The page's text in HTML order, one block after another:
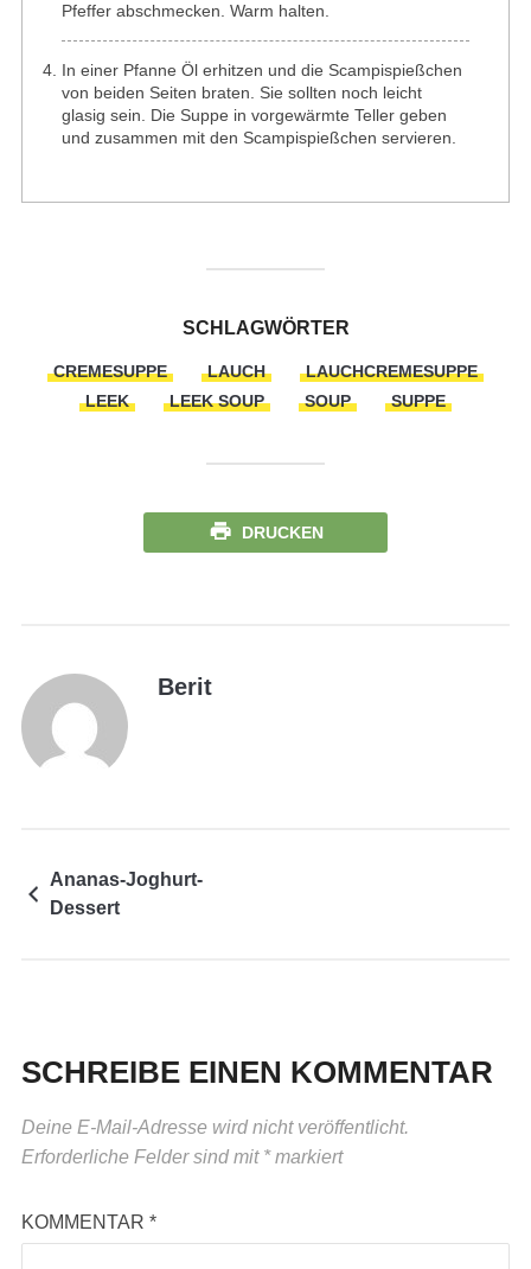
Pfeffer abschmecken. Warm halten.
In einer Pfanne Öl erhitzen und die Scampispießchen
von beiden Seiten braten. Sie sollten noch leicht
glasig sein. Die Suppe in vorgewärmte Teller geben
und zusammen mit den Scampispießchen servieren.
SCHLAGWÖRTER
CREMESUPPE LAUCH
LAUCHCREMESUPPE
LEEK
LEEK SOUP SOUP SUPPE
DRUCKEN
Berit
Ananas-Joghurt-
Dessert
SCHREIBE EINEN KOMMENTAR
Deine E-Mail-Adresse wird nicht veröffentlicht.
Erforderliche Felder sind mit *markiert
KOMMENTAR *